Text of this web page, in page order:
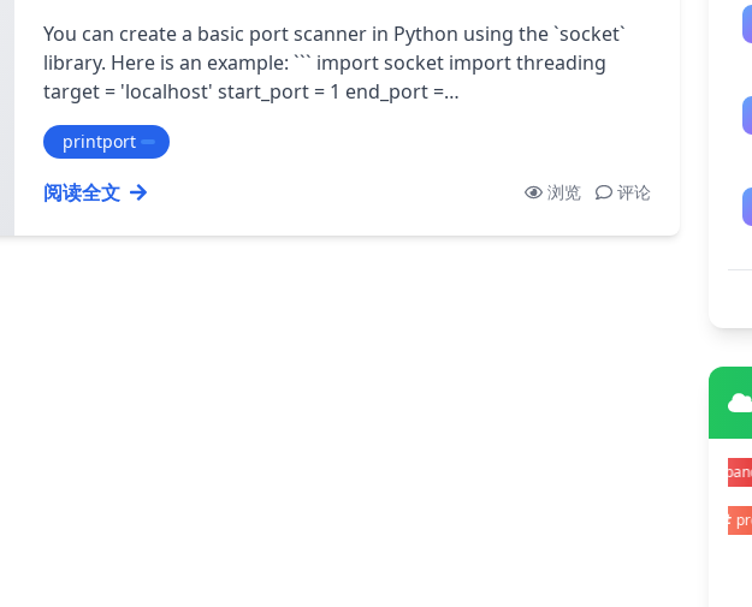
You can create a basic port scanner in Python using the `socket`
library. Here is an example: ``` import socket import threading
target = 'localhost' start_port = 1 end_port =…
printport
阅读全文 浏览 评论